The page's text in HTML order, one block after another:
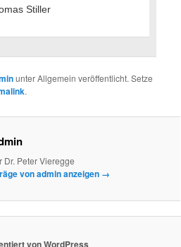
Stiller
unter Allgemein veröffentlicht. Setze
.
Dr. Peter Vieregge
von admin anzeigen →
von WordPress